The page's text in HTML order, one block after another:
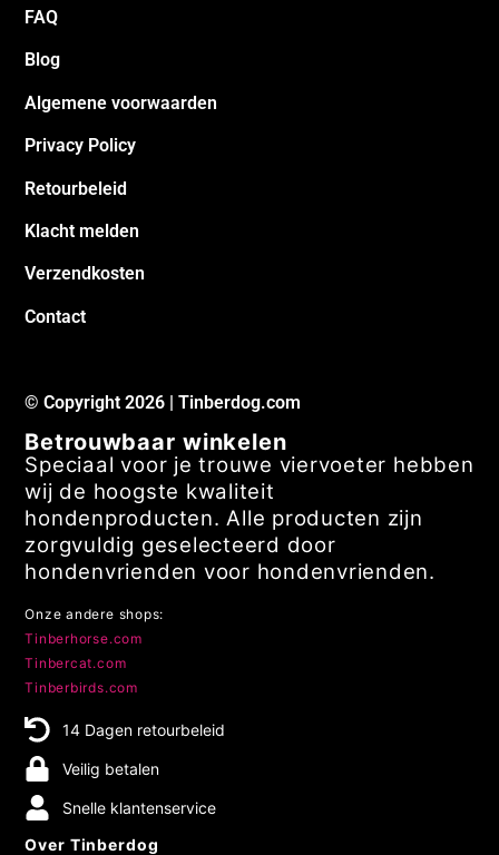
FAQ
Blog
Algemene voorwaarden
Privacy Policy
Retourbeleid
Klacht melden
Verzendkosten
Contact
© Copyright 2026 | Tinberdog.com
Betrouwbaar winkelen
Speciaal voor je trouwe viervoeter hebben
wij de hoogste kwaliteit
hondenproducten. Alle producten zijn
zorgvuldig geselecteerd door
hondenvrienden voor hondenvrienden.
Onze andere shops:
Tinberhorse.com
Tinbercat.com
Tinberbirds.com
14 Dagen retourbeleid
Veilig betalen
Snelle klantenservice
Over Tinberdog